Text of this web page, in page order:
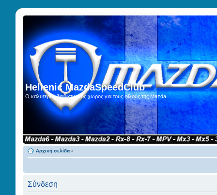
Hellenic MazdaSpeedClub
Ο καλυτερος διαδικτυακος χωρος για τους φίλους της Mazda
Αρχική σελίδα ‹
Σύνδεση